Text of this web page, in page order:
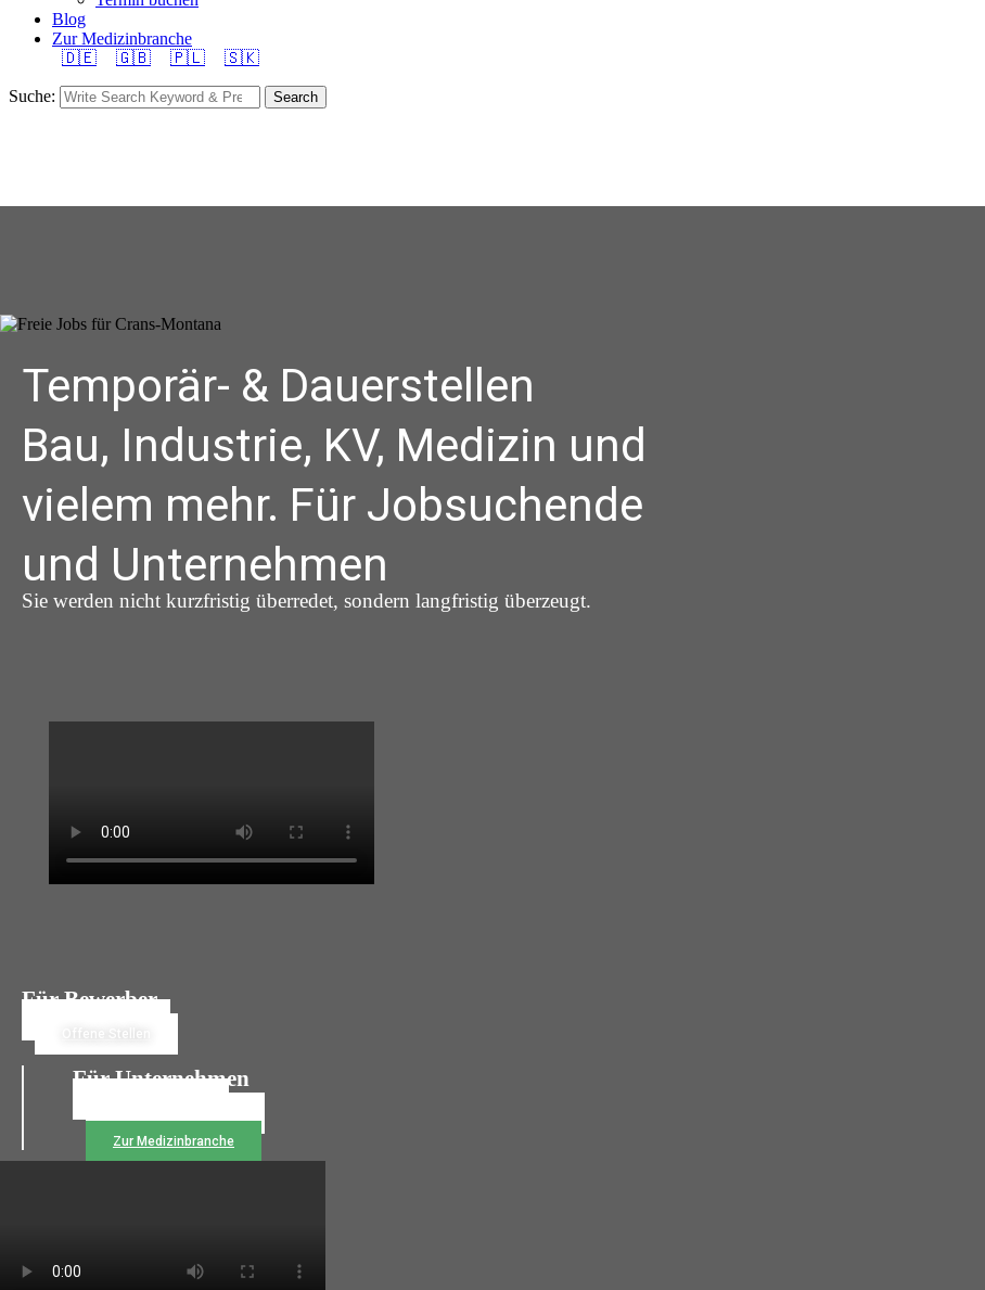
Blog
Zur Medizinbranche
🇩🇪
🇬🇧 🇵🇱 🇸🇰
Suche: Search
Temporär- & Dauerstellen
Bau, Industrie, KV, Medizin und
vielem mehr. Für Jobsuchende
und Unternehmen
Sie werden nicht kurzfristig überredet, sondern langfristig überzeugt.
Für Bewerber
Für Unternehmen
Zur Medizinbranche